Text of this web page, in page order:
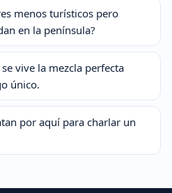
menos turísticos pero
en la península?
se vive la mezcla perfecta
único.
por aquí para charlar un